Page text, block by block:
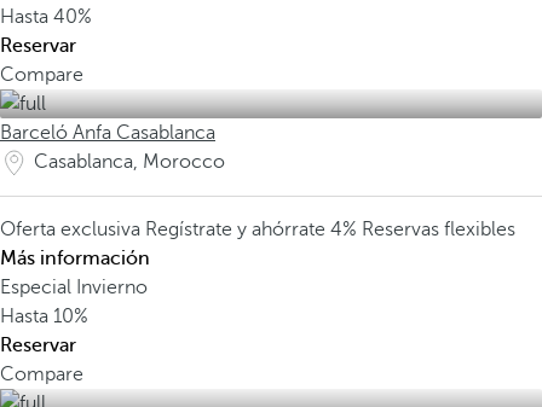
Hasta 40%
Reservar
Compare
Barceló Anfa Casablanca
Casablanca, Morocco
Oferta exclusiva Regístrate y ahórrate 4% Reservas flexibles
Más información
Especial Invierno
Hasta 10%
Reservar
Compare